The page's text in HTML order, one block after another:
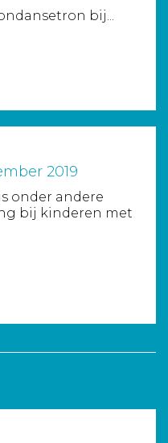
bij...
2019
onder andere
bij kinderen met